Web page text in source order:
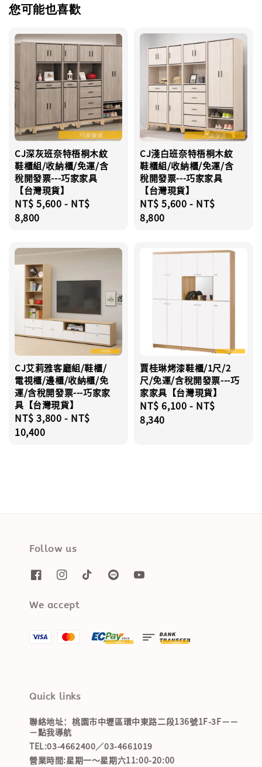
您可能也喜歡
CJ深灰班奈特梧桐木紋
鞋櫃組/收納櫃/免運/含
稅開發票---巧家家具
【台灣現貨】
Regular
price
NT$ 5,600 - NT$
8,800
CJ淺白班奈特梧桐木紋
鞋櫃組/收納櫃/免運/含
稅開發票---巧家家具
【台灣現貨】
Regular
price
NT$ 5,600 - NT$
8,800
CJ艾莉雅客廳組/鞋櫃/
電視櫃/邊櫃/收納櫃/免
運/含稅開發票---巧家家
具【台灣現貨】
Regular
price
NT$ 3,800 - NT$
10,400
賈桂琳烤漆鞋櫃/1尺/2
尺/免運/含稅開發票---巧
家家具【台灣現貨】
Regular
price
NT$ 6,100 - NT$
8,340
Follow us
We accept
Quick links
聯絡地址：桃園市中壢區環中東路二段136號1F-3F－－
－點我導航
TEL:03-4662400／03-4661019
營業時間:星期一～星期六11:00-20:00